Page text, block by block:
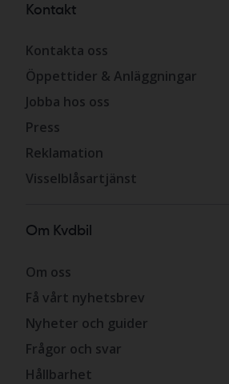
Kontakt
Kontakta oss
Öppettider & Anläggningar
Jobba hos oss
Press
Reklamation
Visselblåsartjänst
Om Kvdbil
Om oss
Få vårt nyhetsbrev
Nyheter och guider
Frågor och svar
Hållbarhet